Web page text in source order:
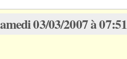
03/03/2007 à 07:51